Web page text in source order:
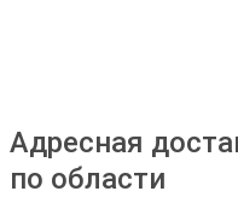
Адресная
по области